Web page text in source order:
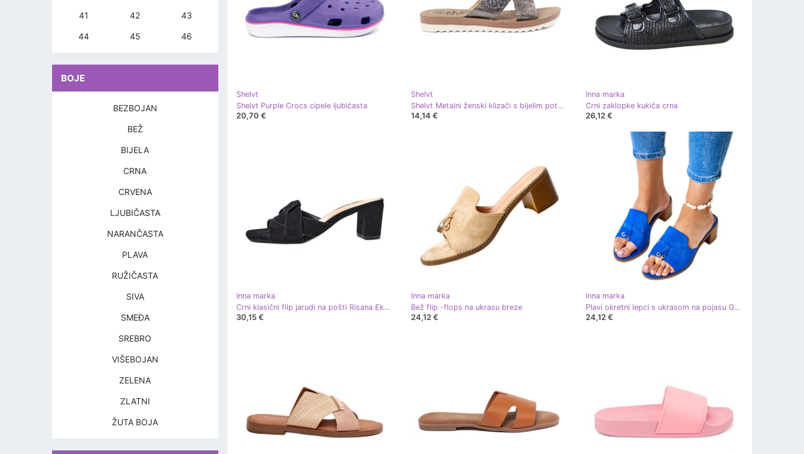
Shelvt
Shelvt Purple Crocs cipele ljubičasta
20,70 €
Shelvt
Shelvt Metalni ženski klizači s bijelim potplatom srebro
14,14 €
Inna marka
Crni zaklopke kukiča crna
26,12 €
Inna marka
Crni klasični flip jarudi na pošti Risana Ekozamszu crna
30,15 €
Inna marka
Bež flip -flops na ukrasu breze
24,12 €
Inna marka
Plavi okretni lepci s ukrasom na pojasu Garien plava
24,12 €
41 42 43
44 45 46
BOJE
BEZBOJAN
BEŽ
BIJELA
CRNA
CRVENA
LJUBIČASTA
NARANČASTA
PLAVA
RUŽIČASTA
SIVA
SMEĐA
SREBRO
VIŠEBOJAN
ZELENA
ZLATNI
ŽUTA BOJA